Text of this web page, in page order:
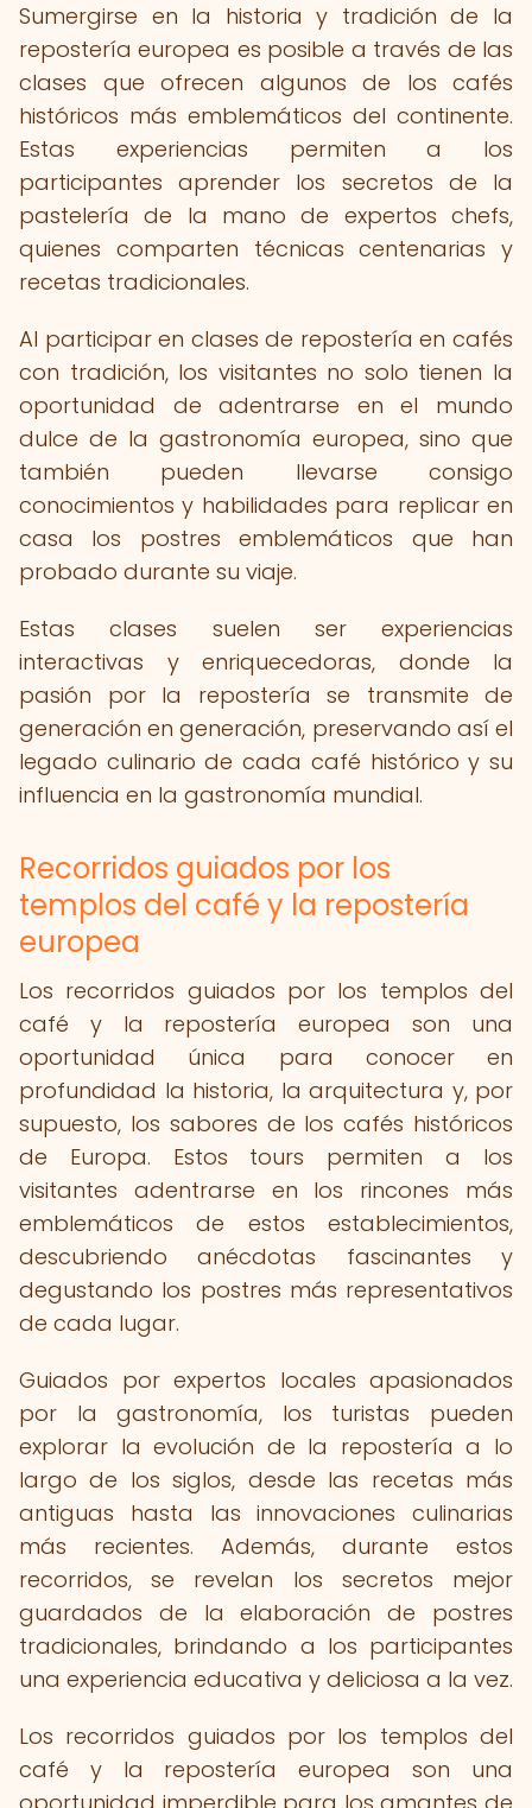
Sumergirse en la historia y tradición de la
repostería europea es posible a través de las
clases que ofrecen algunos de los cafés
históricos más emblemáticos del continente.
Estas experiencias permiten a los
participantes aprender los secretos de la
pastelería de la mano de expertos chefs,
quienes comparten técnicas centenarias y
recetas tradicionales.
Al participar en clases de repostería en cafés
con tradición, los visitantes no solo tienen la
oportunidad de adentrarse en el mundo
dulce de la gastronomía europea, sino que
también pueden llevarse consigo
conocimientos y habilidades para replicar en
casa los postres emblemáticos que han
probado durante su viaje.
Estas clases suelen ser experiencias
interactivas y enriquecedoras, donde la
pasión por la repostería se transmite de
generación en generación, preservando así el
legado culinario de cada café histórico y su
influencia en la gastronomía mundial.
Recorridos guiados por los
templos del café y la repostería
europea
Los recorridos guiados por los templos del
café y la repostería europea son una
oportunidad única para conocer en
profundidad la historia, la arquitectura y, por
supuesto, los sabores de los cafés históricos
de Europa. Estos tours permiten a los
visitantes adentrarse en los rincones más
emblemáticos de estos establecimientos,
descubriendo anécdotas fascinantes y
degustando los postres más representativos
de cada lugar.
Guiados por expertos locales apasionados
por la gastronomía, los turistas pueden
explorar la evolución de la repostería a lo
largo de los siglos, desde las recetas más
antiguas hasta las innovaciones culinarias
más recientes. Además, durante estos
recorridos, se revelan los secretos mejor
guardados de la elaboración de postres
tradicionales, brindando a los participantes
una experiencia educativa y deliciosa a la vez.
Los recorridos guiados por los templos del
café y la repostería europea son una